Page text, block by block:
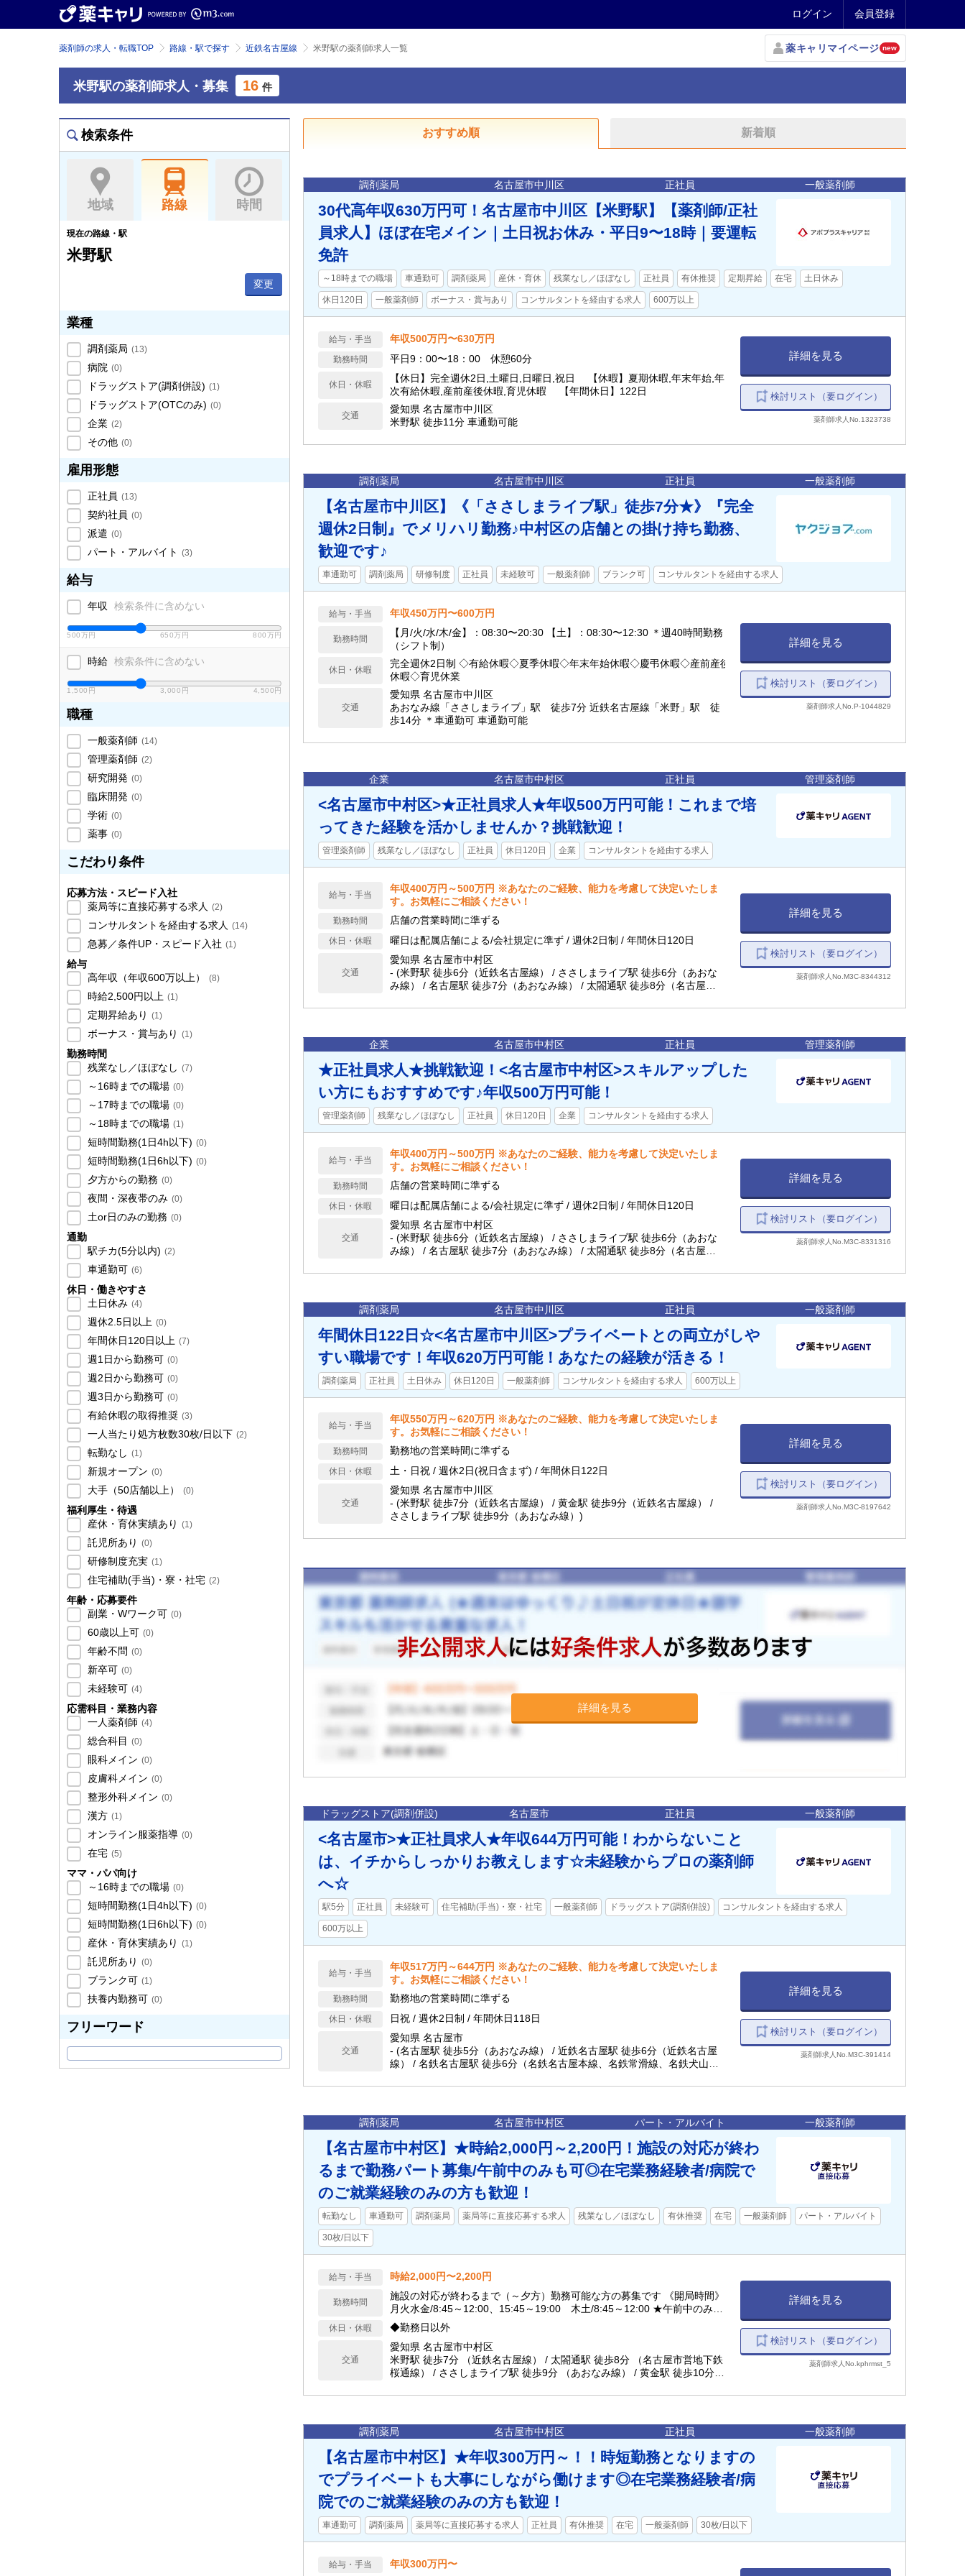
ログイン 会員登録
薬剤師の求人・転職TOP 路線・駅で探す 近鉄名古屋線 米野駅の薬剤師求人一覧 薬キャリマイページ new
米野駅の薬剤師求人・募集 16 件
検索条件
地域 路線 時間
現在の路線・駅
米野駅
変更
業種
調剤薬局 (13)
病院 (0)
ドラッグストア(調剤併設) (1)
ドラッグストア(OTCのみ) (0)
企業 (2)
その他 (0)
雇用形態
正社員 (13)
契約社員 (0)
派遣 (0)
パート・アルバイト (3)
給与
年収 検索条件に含めない
500万円 650万円 800万円
時給 検索条件に含めない
1,500円 3,000円 4,500円
職種
一般薬剤師 (14)
管理薬剤師 (2)
研究開発 (0)
臨床開発 (0)
学術 (0)
薬事 (0)
こだわり条件
応募方法・スピード入社
薬局等に直接応募する求人 (2)
コンサルタントを経由する求人 (14)
急募／条件UP・スピード入社 (1)
給与
高年収（年収600万以上）
(8)
時給2,500円以上 (1)
定期昇給あり (1)
ボーナス・賞与あり (1)
勤務時間
残業なし／ほぼなし (7)
～16時までの職場 (0)
～17時までの職場 (0)
～18時までの職場 (1)
短時間勤務(1日4h以下) (0)
短時間勤務(1日6h以下) (0)
夕方からの勤務 (0)
夜間・深夜帯のみ (0)
土or日のみの勤務 (0)
通勤
駅チカ(5分以内) (2)
車通勤可 (6)
休日・働きやすさ
土日休み (4)
週休2.5日以上 (0)
年間休日120日以上 (7)
週1日から勤務可 (0)
週2日から勤務可 (0)
週3日から勤務可 (0)
有給休暇の取得推奨 (3)
一人当たり処方枚数30枚/日以下 (2)
転勤なし (1)
新規オープン (0)
大手（50店舗以上） (0)
福利厚生・待遇
産休・育休実績あり (1)
託児所あり (0)
研修制度充実 (1)
住宅補助(手当)・寮・社宅 (2)
年齢・応募要件
副業・Wワーク可 (0)
60歳以上可 (0)
年齢不問 (0)
新卒可 (0)
未経験可 (4)
応需科目・業務内容
一人薬剤師 (4)
総合科目 (0)
眼科メイン (0)
皮膚科メイン (0)
整形外科メイン (0)
漢方 (1)
オンライン服薬指導 (0)
在宅 (5)
ママ・パパ向け
～16時までの職場 (0)
短時間勤務(1日4h以下) (0)
短時間勤務(1日6h以下) (0)
産休・育休実績あり (1)
託児所あり (0)
ブランク可 (1)
扶養内勤務可 (0)
フリーワード
おすすめ順 新着順
調剤薬局 名古屋市中川区 正社員 一般薬剤師
30代高年収630万円可！名古屋市中川区【米野駅】【薬剤師/正社
員求人】ほぼ在宅メイン｜土日祝お休み・平日9〜18時｜要運転
免許
～18時までの職場 車通勤可 調剤薬局 産休・育休 残業なし／ほぼなし 正社員 有休推奨 定期昇給 在宅 土日休み
休日120日 一般薬剤師 ボーナス・賞与あり コンサルタントを経由する求人 600万以上
給与・手当 年収500万円〜630万円
勤務時間 平日9：00〜18：00 休憩60分
休日・休暇
【休日】完全週休2日,土曜日,日曜日,祝日 【休暇】夏期休暇,年末年始,年
次有給休暇,産前産後休暇,育児休暇 【年間休日】122日
交通
愛知県 名古屋市中川区
米野駅 徒歩11分 車通勤可能
詳細を見る
検討リスト（要ログイン）
薬剤師求人No.1323738
調剤薬局 名古屋市中川区 正社員 一般薬剤師
【名古屋市中川区】《「ささしまライブ駅」徒歩7分★》『完全
週休2日制』でメリハリ勤務♪中村区の店舗との掛け持ち勤務、
歓迎です♪
車通勤可 調剤薬局 研修制度 正社員 未経験可 一般薬剤師 ブランク可 コンサルタントを経由する求人
給与・手当 年収450万円〜600万円
勤務時間
【月/火/水/木/金】：08:30〜20:30 【土】：08:30〜12:30 ＊週40時間勤務
（シフト制）
休日・休暇
完全週休2日制 ◇有給休暇◇夏季休暇◇年末年始休暇◇慶弔休暇◇産前産後
休暇◇育児休業
交通
愛知県 名古屋市中川区
あおなみ線「ささしまライブ」駅 徒歩7分 近鉄名古屋線「米野」駅 徒
歩14分 ＊車通勤可 車通勤可能
詳細を見る
検討リスト（要ログイン）
薬剤師求人No.P-1044829
企業 名古屋市中村区 正社員 管理薬剤師
<名古屋市中村区>★正社員求人★年収500万円可能！これまで培
ってきた経験を活かしませんか？挑戦歓迎！
管理薬剤師 残業なし／ほぼなし 正社員 休日120日 企業 コンサルタントを経由する求人
給与・手当
年収400万円～500万円 ※あなたのご経験、能力を考慮して決定いたしま
す。お気軽にご相談ください！
勤務時間 店舗の営業時間に準ずる
休日・休暇 曜日は配属店舗による/会社規定に準ず / 週休2日制 / 年間休日120日
交通
愛知県 名古屋市中村区
- (米野駅 徒歩6分（近鉄名古屋線） / ささしまライブ駅 徒歩6分（あおな
み線） / 名古屋駅 徒歩7分（あおなみ線） / 太閤通駅 徒歩8分（名古屋市
歩9分（JR中央本線(名古屋～塩尻)、JR東海道本線(浜松～岐阜)、JR関西
滑線、名鉄犬山線） / 名古屋駅 徒歩9分（名古屋市営地下鉄桜通線）)
詳細を見る
検討リスト（要ログイン）
薬剤師求人No.M3C-8344312
企業 名古屋市中村区 正社員 管理薬剤師
★正社員求人★挑戦歓迎！<名古屋市中村区>スキルアップした
い方にもおすすめです♪年収500万円可能！
管理薬剤師 残業なし／ほぼなし 正社員 休日120日 企業 コンサルタントを経由する求人
給与・手当
年収400万円～500万円 ※あなたのご経験、能力を考慮して決定いたしま
す。お気軽にご相談ください！
勤務時間 店舗の営業時間に準ずる
休日・休暇 曜日は配属店舗による/会社規定に準ず / 週休2日制 / 年間休日120日
交通
愛知県 名古屋市中村区
- (米野駅 徒歩6分（近鉄名古屋線） / ささしまライブ駅 徒歩6分（あおな
み線） / 名古屋駅 徒歩7分（あおなみ線） / 太閤通駅 徒歩8分（名古屋市
歩9分（JR中央本線(名古屋～塩尻)、JR東海道本線(浜松～岐阜)、JR関西
滑線、名鉄犬山線） / 名古屋駅 徒歩9分（名古屋市営地下鉄桜通線）)
詳細を見る
検討リスト（要ログイン）
薬剤師求人No.M3C-8331316
調剤薬局 名古屋市中川区 正社員 一般薬剤師
年間休日122日☆<名古屋市中川区>プライベートとの両立がしや
すい職場です！年収620万円可能！あなたの経験が活きる！
調剤薬局 正社員 土日休み 休日120日 一般薬剤師 コンサルタントを経由する求人 600万以上
給与・手当
年収550万円～620万円 ※あなたのご経験、能力を考慮して決定いたしま
す。お気軽にご相談ください！
勤務時間 勤務地の営業時間に準ずる
休日・休暇 土・日祝 / 週休2日(祝日含まず) / 年間休日122日
交通
愛知県 名古屋市中川区
- (米野駅 徒歩7分（近鉄名古屋線） / 黄金駅 徒歩9分（近鉄名古屋線） /
ささしまライブ駅 徒歩9分（あおなみ線）)
詳細を見る
検討リスト（要ログイン）
薬剤師求人No.M3C-8197642
詳細を見る
ドラッグストア(調剤併設) 名古屋市 正社員 一般薬剤師
<名古屋市>★正社員求人★年収644万円可能！わからないこと
は、イチからしっかりお教えします☆未経験からプロの薬剤師
へ☆
駅5分 正社員 未経験可 住宅補助(手当)・寮・社宅 一般薬剤師 ドラッグストア(調剤併設) コンサルタントを経由する求人
600万以上
給与・手当
年収517万円～644万円 ※あなたのご経験、能力を考慮して決定いたしま
す。お気軽にご相談ください！
勤務時間 勤務地の営業時間に準ずる
休日・休暇 日祝 / 週休2日制 / 年間休日118日
交通
愛知県 名古屋市
- (名古屋駅 徒歩5分（あおなみ線） / 近鉄名古屋駅 徒歩6分（近鉄名古屋
線） / 名鉄名古屋駅 徒歩6分（名鉄名古屋本線、名鉄常滑線、名鉄犬山
中央本線(名古屋～塩尻)、JR東海道本線(浜松～岐阜)、JR関西本線(名古屋
市営地下鉄桜通線）)
詳細を見る
検討リスト（要ログイン）
薬剤師求人No.M3C-391414
調剤薬局 名古屋市中村区 パート・アルバイト 一般薬剤師
【名古屋市中村区】★時給2,000円～2,200円！施設の対応が終わ
るまで勤務パート募集/午前中のみも可◎在宅業務経験者/病院で
のご就業経験のみの方も歓迎！
転勤なし 車通勤可 調剤薬局 薬局等に直接応募する求人 残業なし／ほぼなし 有休推奨 在宅 一般薬剤師 パート・アルバイト
30枚/日以下
給与・手当 時給2,000円〜2,200円
勤務時間
施設の対応が終わるまで（～夕方）勤務可能な方の募集です 《開局時間》
月火水金/8:45～12:00、15:45～19:00 木土/8:45～12:00 ★午前中のみも
可
休日・休暇 ◆勤務日以外
交通
愛知県 名古屋市中村区
米野駅 徒歩7分 （近鉄名古屋線） / 太閤通駅 徒歩8分 （名古屋市営地下鉄
桜通線） / ささしまライブ駅 徒歩9分 （あおなみ線） / 黄金駅 徒歩10分
詳細を見る
検討リスト（要ログイン）
薬剤師求人No.kphrmst_5
調剤薬局 名古屋市中村区 正社員 一般薬剤師
【名古屋市中村区】★年収300万円～！！時短勤務となりますの
でプライベートも大事にしながら働けます◎在宅業務経験者/病
院でのご就業経験のみの方も歓迎！
車通勤可 調剤薬局 薬局等に直接応募する求人 正社員 有休推奨 在宅 一般薬剤師 30枚/日以下
給与・手当 年収300万円〜